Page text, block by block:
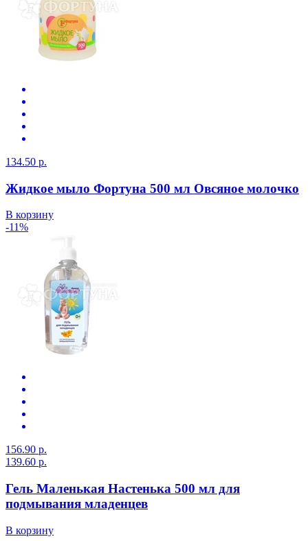
134.50 р.
Жидкое мыло Фортуна 500 мл Овсяное молочко
В корзину
-11%
156.90 р.
139.60 р.
Гель Маленькая Настенька 500 мл для
подмывания младенцев
В корзину